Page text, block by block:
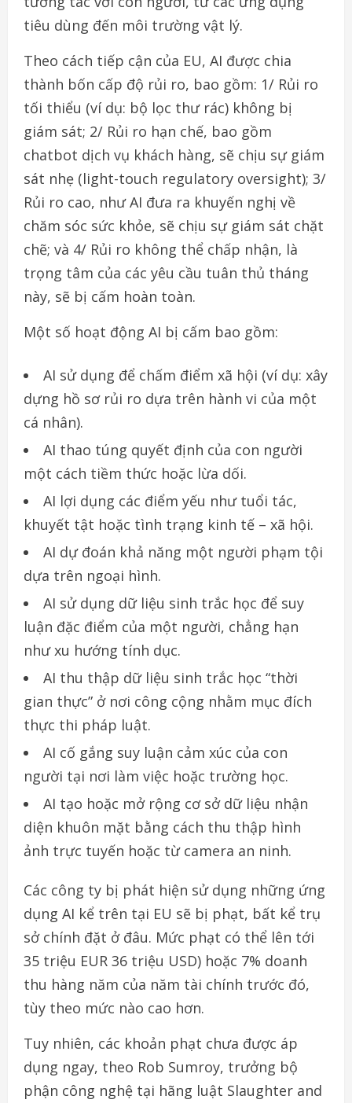
tiêu dùng đến môi trường vật lý.
Theo cách tiếp cận của EU, AI được chia
thành bốn cấp độ rủi ro, bao gồm: 1/ Rủi ro
tối thiểu (ví dụ: bộ lọc thư rác) không bị
giám sát; 2/ Rủi ro hạn chế, bao gồm
chatbot dịch vụ khách hàng, sẽ chịu sự giám
sát nhẹ (light-touch regulatory oversight); 3/
Rủi ro cao, như AI đưa ra khuyến nghị về
chăm sóc sức khỏe, sẽ chịu sự giám sát chặt
chẽ; và 4/ Rủi ro không thể chấp nhận, là
trọng tâm của các yêu cầu tuân thủ tháng
này, sẽ bị cấm hoàn toàn.
Một số hoạt động AI bị cấm bao gồm:
AI sử dụng để chấm điểm xã hội (ví dụ: xây
dựng hồ sơ rủi ro dựa trên hành vi của một
cá nhân).
AI thao túng quyết định của con người
một cách tiềm thức hoặc lừa dối.
AI lợi dụng các điểm yếu như tuổi tác,
khuyết tật hoặc tình trạng kinh tế – xã hội.
AI dự đoán khả năng một người phạm tội
dựa trên ngoại hình.
AI sử dụng dữ liệu sinh trắc học để suy
luận đặc điểm của một người, chẳng hạn
như xu hướng tính dục.
AI thu thập dữ liệu sinh trắc học “thời
gian thực” ở nơi công cộng nhằm mục đích
thực thi pháp luật.
AI cố gắng suy luận cảm xúc của con
người tại nơi làm việc hoặc trường học.
AI tạo hoặc mở rộng cơ sở dữ liệu nhận
diện khuôn mặt bằng cách thu thập hình
ảnh trực tuyến hoặc từ camera an ninh.
Các công ty bị phát hiện sử dụng những ứng
dụng AI kể trên tại EU sẽ bị phạt, bất kể trụ
sở chính đặt ở đâu. Mức phạt có thể lên tới
35 triệu EUR 36 triệu USD) hoặc 7% doanh
thu hàng năm của năm tài chính trước đó,
tùy theo mức nào cao hơn.
Tuy nhiên, các khoản phạt chưa được áp
dụng ngay, theo Rob Sumroy, trưởng bộ
phận công nghệ tại hãng luật Slaughter and